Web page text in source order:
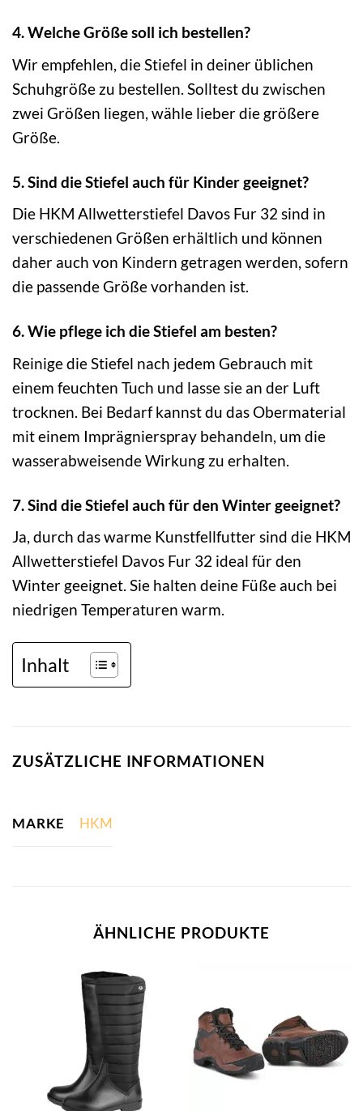
4. Welche Größe soll ich bestellen?
Wir empfehlen, die Stiefel in deiner üblichen
Schuhgröße zu bestellen. Solltest du zwischen
zwei Größen liegen, wähle lieber die größere
Größe.
5. Sind die Stiefel auch für Kinder geeignet?
Die HKM Allwetterstiefel Davos Fur 32 sind in
verschiedenen Größen erhältlich und können
daher auch von Kindern getragen werden, sofern
die passende Größe vorhanden ist.
6. Wie pflege ich die Stiefel am besten?
Reinige die Stiefel nach jedem Gebrauch mit
einem feuchten Tuch und lasse sie an der Luft
trocknen. Bei Bedarf kannst du das Obermaterial
mit einem Imprägnierspray behandeln, um die
wasserabweisende Wirkung zu erhalten.
7. Sind die Stiefel auch für den Winter geeignet?
Ja, durch das warme Kunstfellfutter sind die HKM
Allwetterstiefel Davos Fur 32 ideal für den
Winter geeignet. Sie halten deine Füße auch bei
niedrigen Temperaturen warm.
Inhalt
ZUSÄTZLICHE INFORMATIONEN
MARKE HKM
ÄHNLICHE PRODUKTE